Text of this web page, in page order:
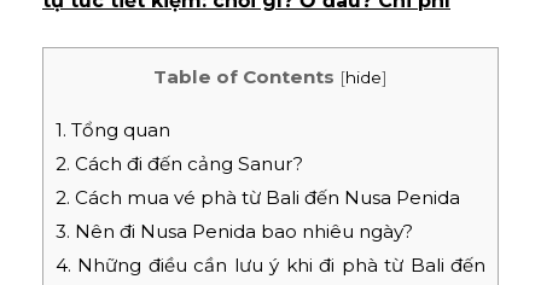
Table of Contents [hide]
1. Tổng quan
2. Cách đi đến cảng Sanur?
2. Cách mua vé phà từ Bali đến Nusa Penida
3. Nên đi Nusa Penida bao nhiêu ngày?
4. Những điều cần lưu ý khi đi phà từ Bali đến